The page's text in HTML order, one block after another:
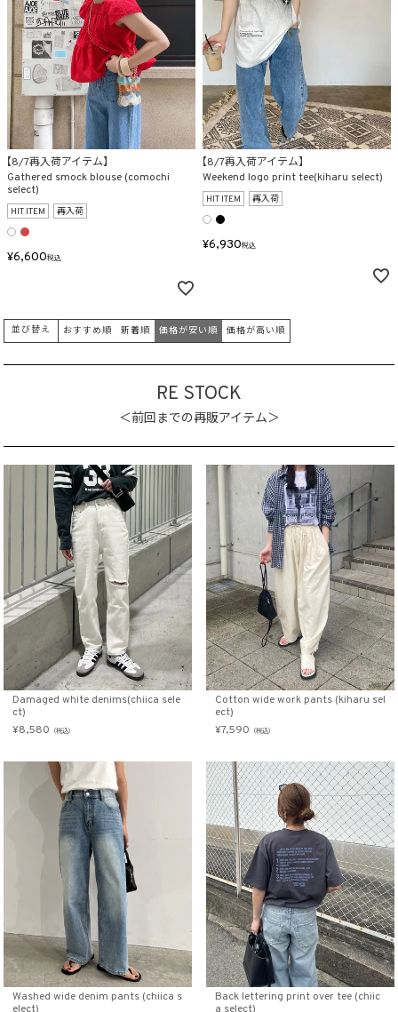
【8/7再入荷アイテム】
Gathered smock blouse (comochi
select)
HIT ITEM 再入荷
¥6,600税込
【8/7再入荷アイテム】
Weekend logo print tee(kiharu select)
HIT ITEM 再入荷
¥6,930税込
並び替え おすすめ順 新着順 価格が安い順 価格が高い順
RE STOCK
＜前回までの再販アイテム＞
Damaged white denims(chiica sele
ct)
¥8,580 （税込）
Cotton wide work pants (kiharu sel
ect)
¥7,590 （税込）
Washed wide denim pants (chiica s
Back lettering print over tee (chiic